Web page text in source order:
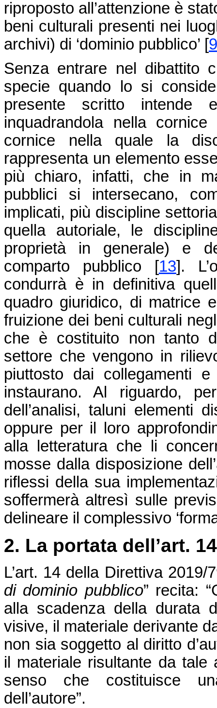
riproposto all’attenzione è
beni culturali presenti nei
archivi) di ‘dominio pubblico’ [9
Senza entrare nel dibattito
specie quando lo si
presente scritto intende
inquadrandola nella
cornice nella quale la
rappresenta un elemento
più chiaro, infatti, che in
pubblici si intersecano,
implicati, più discipline
quella autoriale, le
proprietà in generale) e
comparto pubblico
[13] .
condurrà è in definitiva
quadro giuridico, di matrice
fruizione dei beni culturali
che è costituito non tanto
settore che vengono in
piuttosto dai collegamenti
instaurano. Al riguardo,
dell’analisi, taluni elementi
oppure per il loro
alla letteratura che li
mosse dalla disposizione
riflessi della sua
soffermerà altresì sulle
delineare il complessivo
2. La portata dell’art.
L’art. 14 della Direttiva 2019/
di dominio pubblico” recita:
alla scadenza della durata
visive, il materiale derivante
non sia soggetto al diritto
il materiale risultante da tale
senso che costituisce
dell’autore”.